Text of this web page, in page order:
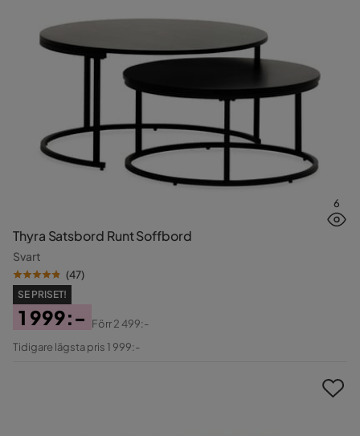
6
Thyra Satsbord Runt Soffbord
Svart
(47)
SE PRISET!
Pris
1 999:-
Original
Förr2 499:-
Tidigare lägsta pris 1 999:-